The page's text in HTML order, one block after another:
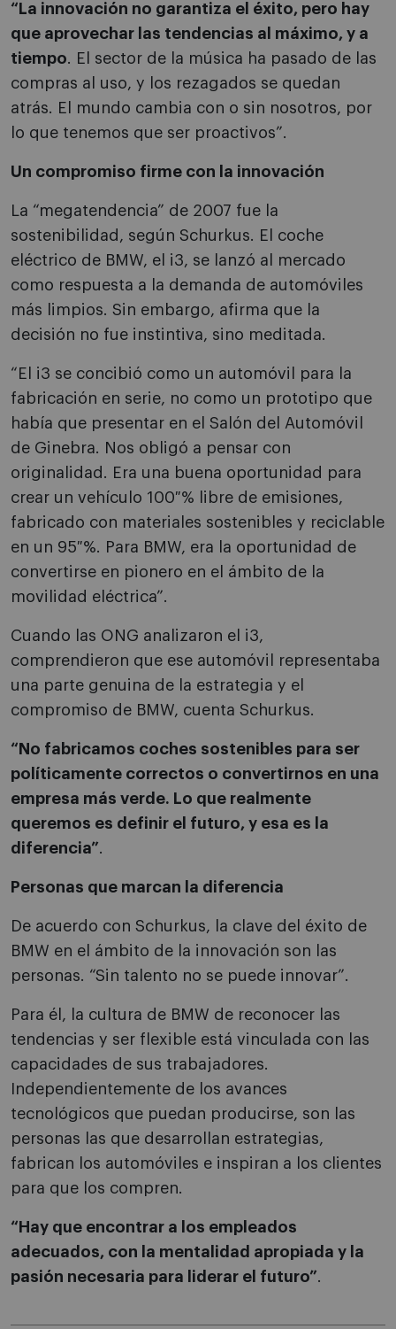
“La innovación no garantiza el éxito, pero hay
que aprovechar las tendencias al máximo, y a
tiempo. El sector de la música ha pasado de las
compras al uso, y los rezagados se quedan
atrás. El mundo cambia con o sin nosotros, por
lo que tenemos que ser proactivos”.
Un compromiso firme con la innovación
La “megatendencia” de 2007 fue la
sostenibilidad, según Schurkus. El coche
eléctrico de BMW, el i3, se lanzó al mercado
como respuesta a la demanda de automóviles
más limpios. Sin embargo, afirma que la
decisión no fue instintiva, sino meditada.
“El i3 se concibió como un automóvil para la
fabricación en serie, no como un prototipo que
había que presentar en el Salón del Automóvil
de Ginebra. Nos obligó a pensar con
originalidad. Era una buena oportunidad para
crear un vehículo 100 % libre de emisiones,
fabricado con materiales sostenibles y reciclable
en un 95 %. Para BMW, era la oportunidad de
convertirse en pionero en el ámbito de la
movilidad eléctrica”.
Cuando las ONG analizaron el i3,
comprendieron que ese automóvil representaba
una parte genuina de la estrategia y el
compromiso de BMW, cuenta Schurkus.
“No fabricamos coches sostenibles para ser
políticamente correctos o convertirnos en una
empresa más verde. Lo que realmente
queremos es definir el futuro, y esa es la
diferencia”.
Personas que marcan la diferencia
De acuerdo con Schurkus, la clave del éxito de
BMW en el ámbito de la innovación son las
personas. “Sin talento no se puede innovar”.
Para él, la cultura de BMW de reconocer las
tendencias y ser flexible está vinculada con las
capacidades de sus trabajadores.
Independientemente de los avances
tecnológicos que puedan producirse, son las
personas las que desarrollan estrategias,
fabrican los automóviles e inspiran a los clientes
para que los compren.
“Hay que encontrar a los empleados
adecuados, con la mentalidad apropiada y la
pasión necesaria para liderar el futuro”.